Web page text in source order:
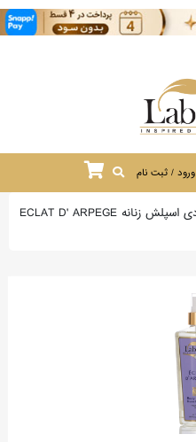
ورود / ثبت نام
بادی اسپلش زنانه ECLAT D' ARPEGE